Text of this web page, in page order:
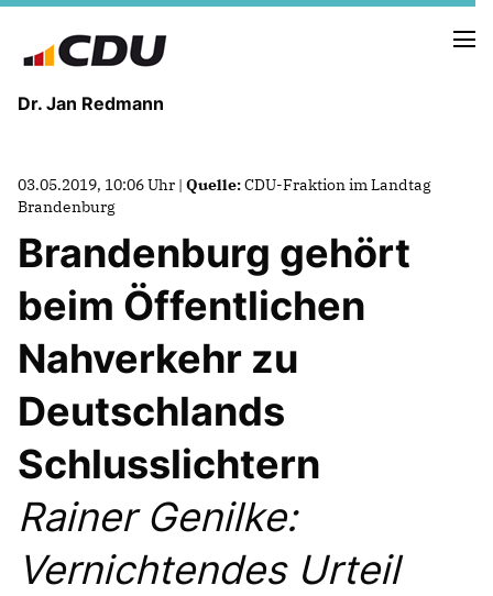
Dr. Jan Redmann
MEINE HEIMAT
MEINE ÜBERZEUGUNGEN
MEIN VERSPRECHEN
TERMINE
PRESSEBILDER
PRESSEKONTAKT
PRESSEMITTEILUNGEN
03.05.2019, 10:06 Uhr | Quelle:CDU-Fraktion im Landtag
Brandenburg
Brandenburg gehört
beim Öffentlichen
Nahverkehr zu
Deutschlands
Schlusslichtern
Rainer Genilke:
Vernichtendes Urteil